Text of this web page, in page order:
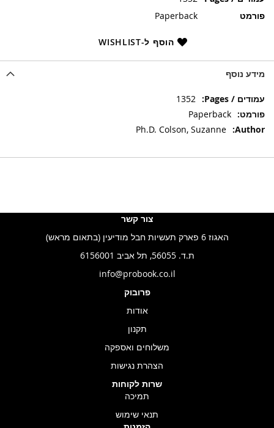
הוסף ל-WISHLIST
פורמט
Paperback
מידע נוסף
מידע
נוסף
1352
Paperback
Ph.D. Colson, Suzanne
צור קשר
האגוז 6 פארק תעשיות חבל מודיעין (בתאום מראש)
ת.ד. 56055, תל אביב 6156001
info@probook.co.il
פרובוק
אודות
תקנון
משלוחים ואספקה
הצהרת נגישות
שרות לקוחות
תמיכה
תנאי שימוש